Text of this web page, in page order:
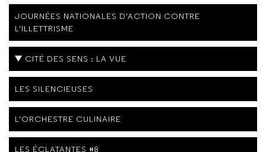
JOURNÉES NATIONALES D'ACTION CONTRE
L'ILLETTRISME
CITÉ DES SENS : LA VUE
LES SILENCIEUSES
L'ORCHESTRE CULINAIRE
LES ÉCLATANTES #8